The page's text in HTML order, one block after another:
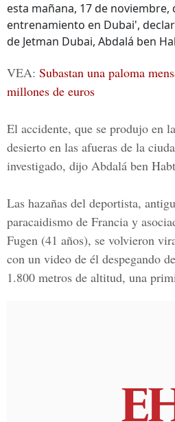
esta mañana, 17 de noviembre,
entrenamiento en Dubai',
de Jetman Dubai, Abdalá ben
VEA: Subastan una paloma
millones de euros
El accidente, que se produjo en
desierto en las afueras de la
investigado, dijo Abdalá ben
Las hazañas del deportista,
paracaidismo de Francia y
Fugen (41 años), se volvieron
con un video de él despegando
1.800 metros de altitud, una